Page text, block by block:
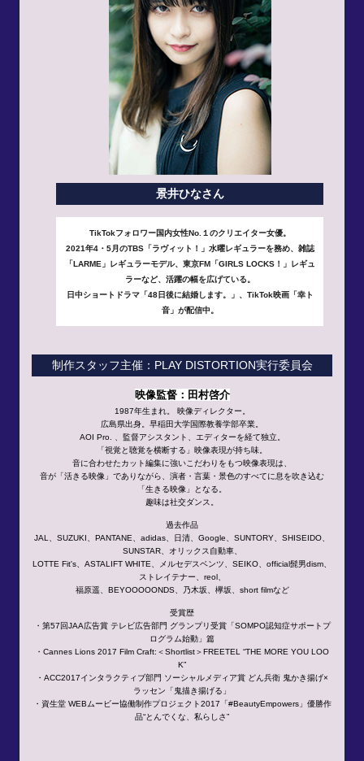
景井ひなさん
TikTokフォロワー国内女性No.１のクリエイター女優。
2021年4・5月のTBS「ラヴィット！」水曜レギュラーを務め、雑誌
「LARME」レギュラーモデル、東京FM「GIRLS LOCKS！」レギュ
ラーなど、活躍の幅を広げている。
日中ショートドラマ「48日後に結婚します。」、TikTok映画「幸ト
音」が配信中。
制作スタッフ主催：PLAY DISTORTION実行委員会
映像監督：田村啓介
1987年生まれ。 映像ディレクター。
広島県出身。早稲田大学国際教養学部卒業。
AOI Pro. 、監督アシスタント、エディターを経て独立。
「視覚と聴覚を横断する」映像表現が持ち味。
音に合わせたカット編集に強いこだわりをもつ映像表現は、
音が「活きる映像」でありながら、演者・言葉・景色のすべてに息を吹き込む
「生きる映像」となる。
趣味は社交ダンス。
過去作品
JAL、SUZUKI、PANTANE、adidas、日清、Google、SUNTORY、SHISEIDO、
SUNSTAR、オリックス自動車、
LOTTE Fit's、ASTALIFT WHITE、メルセデスベンツ、SEIKO、official髭男dism、
ストレイテナー、reol、
福原遥、BEYOOOOONDS、乃木坂、欅坂、short filmなど
受賞歴
・第57回JAA広告賞 テレビ広告部門 グランプリ受賞「SOMPO認知症サポートプ
ログラム始動」篇
・Cannes Lions 2017 Film Craft:＜Shortlist＞FREETEL “THE MORE YOU LOO
K”
・ACC2017インタラクティブ部門 ソーシャルメディア賞 どん兵衛 ⻤かき揚げ×
ラッセン「⻤描き揚げる」
・資生堂 WEBムービー協働制作プロジェクト2017「#BeautyEmpowers」優勝作
品“とんでくな、私らしさ”